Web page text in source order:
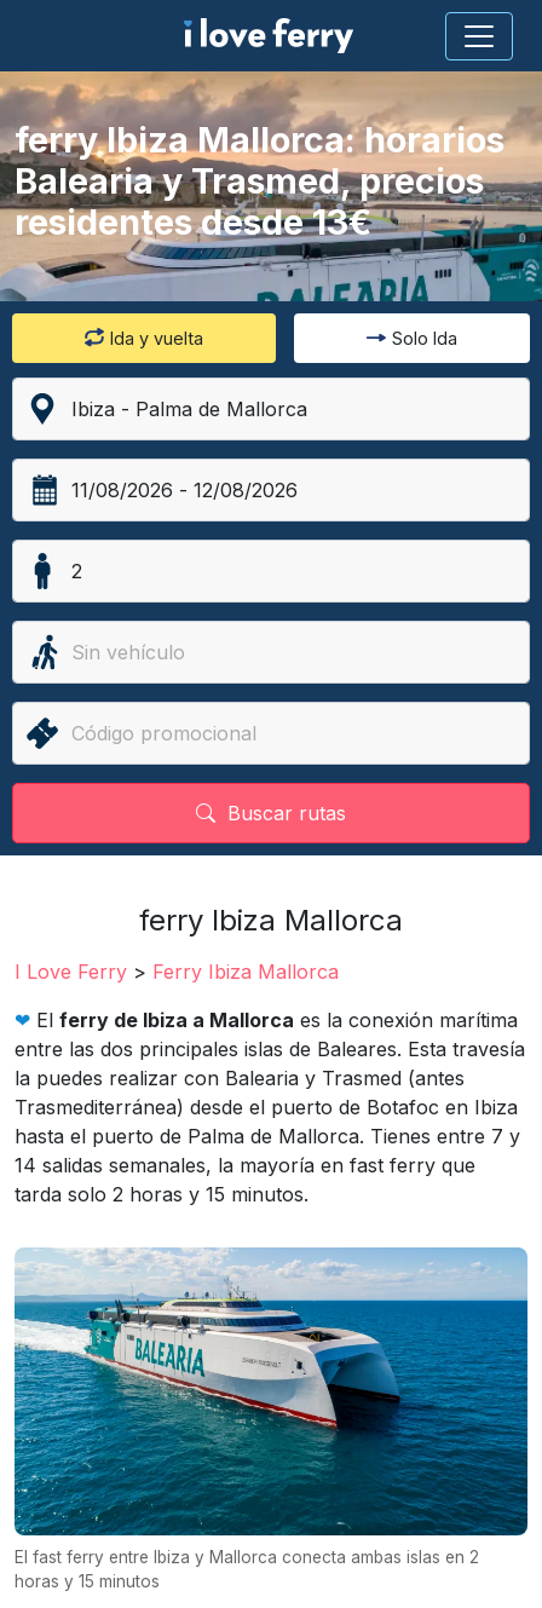
Ida y vuelta Solo Ida
Buscar rutas
ferry Ibiza Mallorca: horarios
Balearia y Trasmed, precios
residentes desde 13€
ferry Ibiza Mallorca
I Love Ferry > Ferry Ibiza Mallorca
❤︎ El ferry de Ibiza a Mallorca es la conexión marítima
entre las dos principales islas de Baleares. Esta travesía
la puedes realizar con Balearia y Trasmed (antes
Trasmediterránea) desde el puerto de Botafoc en Ibiza
hasta el puerto de Palma de Mallorca. Tienes entre 7 y
14 salidas semanales, la mayoría en fast ferry que
tarda solo 2 horas y 15 minutos.
El fast ferry entre Ibiza y Mallorca conecta ambas islas en 2
horas y 15 minutos